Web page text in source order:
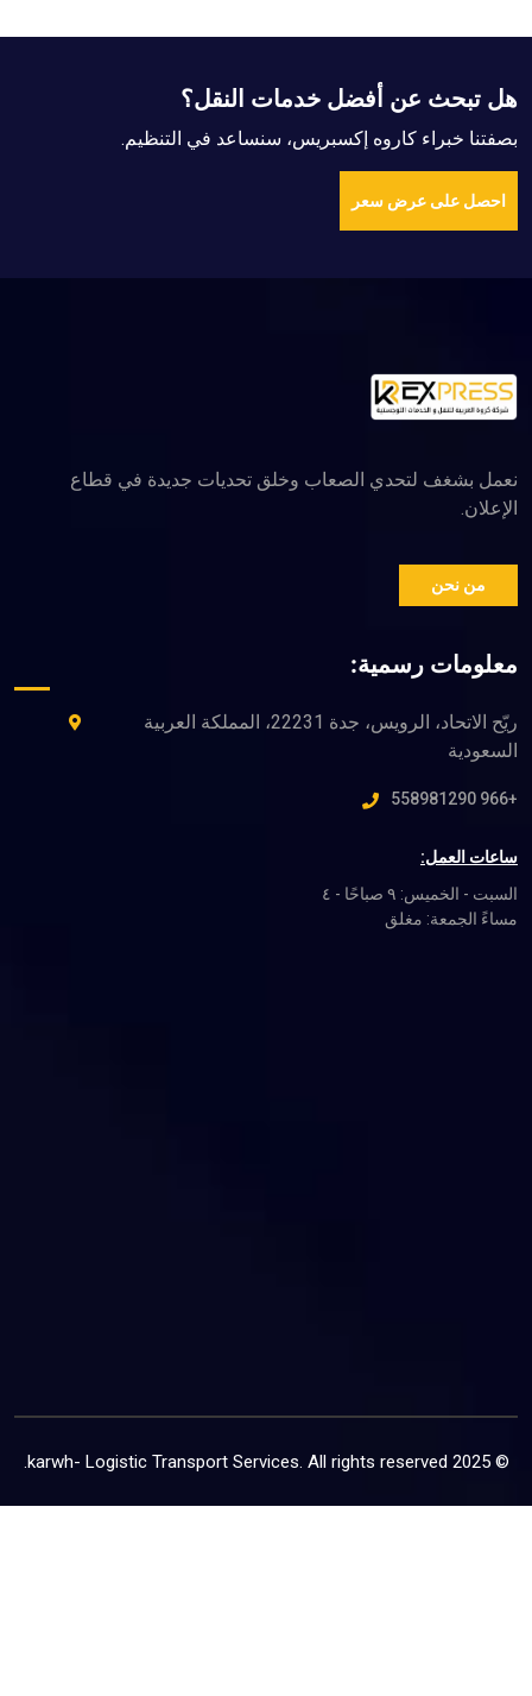
النقل؟
سنساعد في التنظيم.
وخلق تحديات جديدة في قطاع
ريّح الاتحاد، الرويس، جدة 22231، المملكة العربية